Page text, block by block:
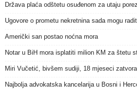
Država plaća odštetu osuđenom za utaju
Ugovore o prometu nekretnina sada mogu
Američki san postao noćna mora
Notar u BiH mora isplatiti milion KM za štetu
Miri Vučetić, bivšem sudiji, 18 mjeseci zatvora
Najbolja advokatska kancelarija u Bosni i